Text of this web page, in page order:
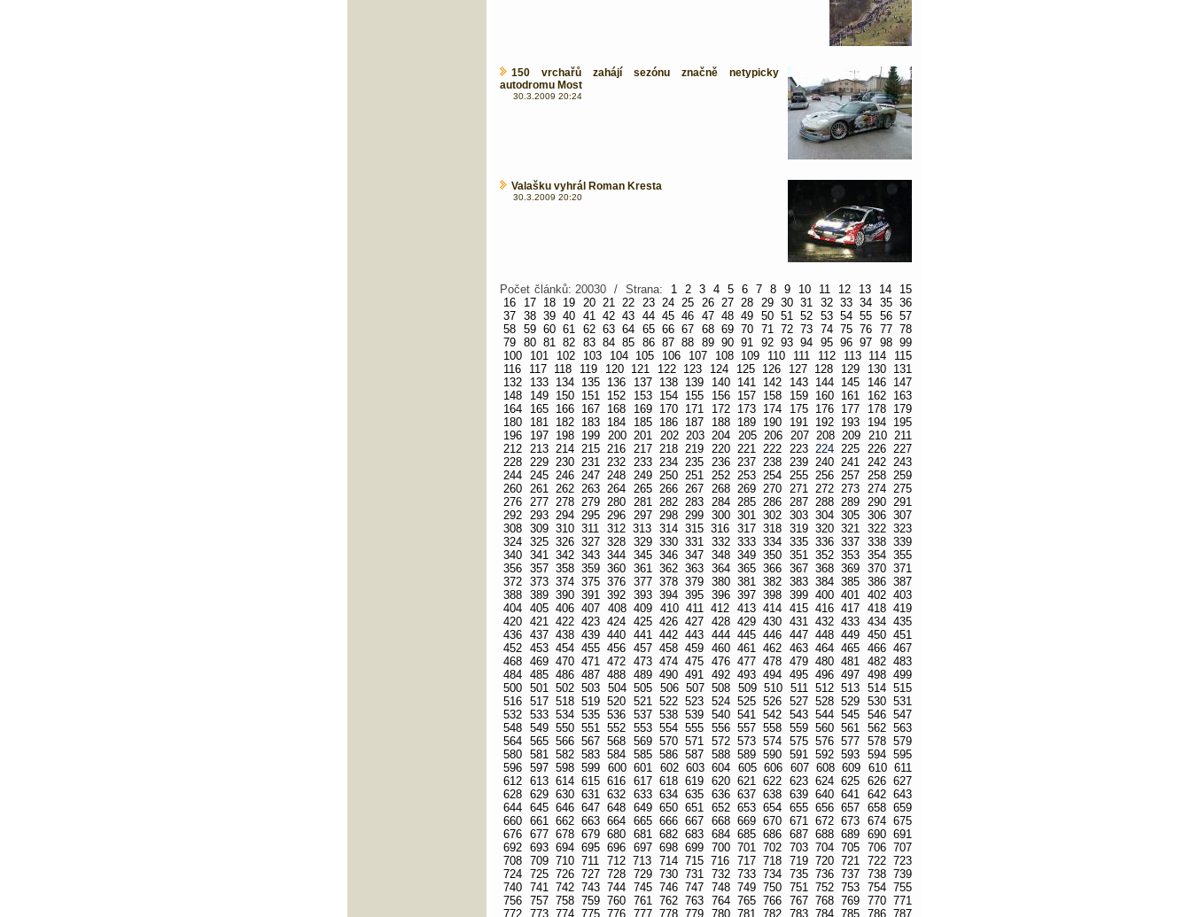
150 vrchařů zahájí sezónu značně netypicky
autodromu Most
30.3.2009 20:24
Valašku vyhrál Roman Kresta
30.3.2009 20:20
Počet článků: 20030 / Strana: 1 2 3 4 5 6 7 8 9 10 11 12 13 14
15
16
17 18 19 20 21 22 23 24 25 26 27 28 29 30 31 32 33 34 35 36
37 38 39 40 41 42 43 44 45 46 47 48 49 50 51 52 53 54 55 56 57
58 59 60 61 62 63 64 65 66 67 68 69 70 71 72 73 74 75 76 77 78
79 80 81 82 83 84 85 86 87 88 89 90 91 92 93 94 95 96 97 98 99
100
101 102 103 104 105 106 107 108 109 110 111 112 113 114
115
116
117 118 119 120 121 122 123 124 125 126 127 128 129 130
131
132
133 134 135 136 137 138 139 140 141 142 143 144 145 146
147
148
149 150 151 152 153 154 155 156 157 158 159 160 161 162
163
164
165 166 167 168 169 170 171 172 173 174 175 176 177 178
179
180
181 182 183 184 185 186 187 188 189 190 191 192 193 194
195
196
197 198 199 200 201 202 203 204 205 206 207 208 209 210 211
212 213 214 215 216 217 218 219 220 221 222 223 224 225 226 227
228 229 230 231 232 233 234 235 236 237 238 239 240 241 242 243
244 245 246 247 248 249 250 251 252 253 254 255 256 257 258 259
260 261 262 263 264 265 266 267 268 269 270 271 272 273 274 275
276 277 278 279 280 281 282 283 284 285 286 287 288 289 290 291
292 293 294 295 296 297 298 299 300 301 302 303 304 305 306 307
308 309 310 311 312 313 314 315 316 317 318 319 320 321 322 323
324 325 326 327 328 329 330 331 332 333 334 335 336 337 338 339
340 341 342 343 344 345 346 347 348 349 350 351 352 353 354 355
356 357 358 359 360 361 362 363 364 365 366 367 368 369 370 371
372 373 374 375 376 377 378 379 380 381 382 383 384 385 386 387
388 389 390 391 392 393 394 395 396 397 398 399 400 401 402 403
404 405 406 407 408 409 410 411 412 413 414 415 416 417 418 419
420 421 422 423 424 425 426 427 428 429 430 431 432 433 434 435
436 437 438 439 440 441 442 443 444 445 446 447 448 449 450 451
452 453 454 455 456 457 458 459 460 461 462 463 464 465 466 467
468 469 470 471 472 473 474 475 476 477 478 479 480 481 482 483
484 485 486 487 488 489 490 491 492 493 494 495 496 497 498 499
500 501 502 503 504 505 506 507 508 509 510 511 512 513 514 515
516 517 518 519 520 521 522 523 524 525 526 527 528 529 530 531
532 533 534 535 536 537 538 539 540 541 542 543 544 545 546 547
548 549 550 551 552 553 554 555 556 557 558 559 560 561 562 563
564 565 566 567 568 569 570 571 572 573 574 575 576 577 578 579
580 581 582 583 584 585 586 587 588 589 590 591 592 593 594 595
596 597 598 599 600 601 602 603 604 605 606 607 608 609 610 611
612 613 614 615 616 617 618 619 620 621 622 623 624 625 626 627
628 629 630 631 632 633 634 635 636 637 638 639 640 641 642 643
644 645 646 647 648 649 650 651 652 653 654 655 656 657 658 659
660 661 662 663 664 665 666 667 668 669 670 671 672 673 674 675
676 677 678 679 680 681 682 683 684 685 686 687 688 689 690 691
692 693 694 695 696 697 698 699 700 701 702 703 704 705 706 707
708 709 710 711 712 713 714 715 716 717 718 719 720 721 722 723
724 725 726 727 728 729 730 731 732 733 734 735 736 737 738 739
740 741 742 743 744 745 746 747 748 749 750 751 752 753 754 755
756 757 758 759 760 761 762 763 764 765 766 767 768 769 770 771
772 773 774 775 776 777 778 779 780 781 782 783 784 785 786 787